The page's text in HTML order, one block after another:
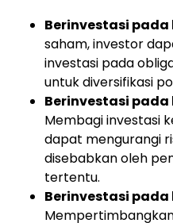
Berinvestasi
saham, investor
investasi pada
untuk diversifikasi
Berinvestasi
Membagi investasi
dapat mengurangi
disebabkan oleh
tertentu.
Berinvestasi